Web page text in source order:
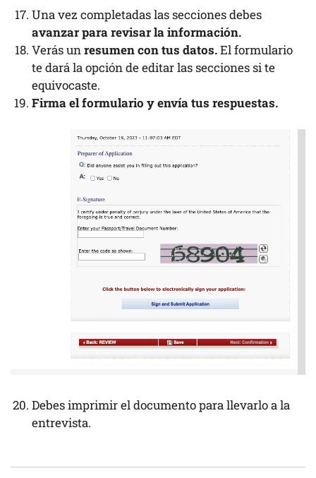
Una vez completadas las secciones debes
avanzar para revisar la información.
Verás unresumen con tus datos.El formulario
te dará la opción de editar las secciones si te
equivocaste.
Firma el formulario y envía tus respuestas.
Debes imprimir el documento para llevarlo a la
entrevista.